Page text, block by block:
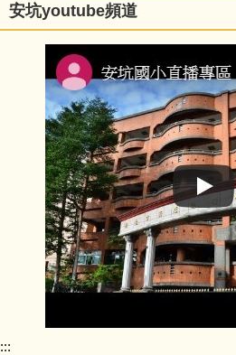
安坑youtube頻道
:::